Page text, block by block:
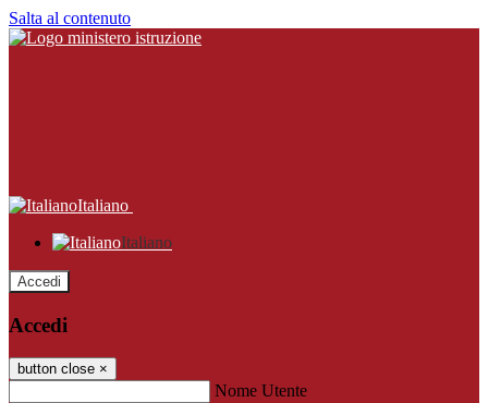
Salta al contenuto
Italiano
Italiano
Accedi
Accedi
button close ×
Nome Utente